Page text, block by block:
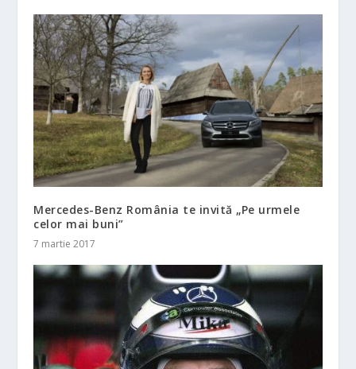
Mercedes-Benz România te invită „Pe urmele
celor mai buni”
7 martie 2017